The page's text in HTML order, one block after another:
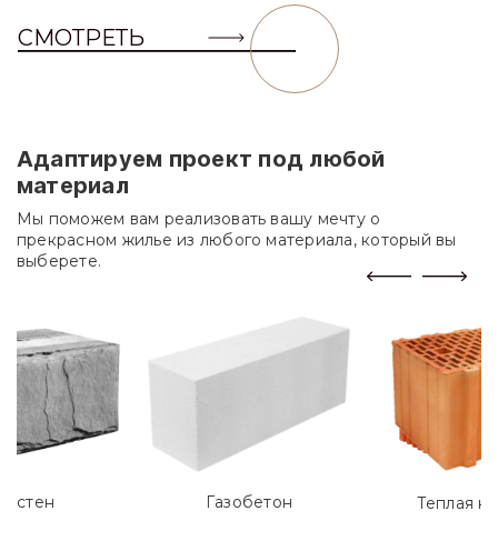
СМОТРЕТЬ
Адаптируем проект под любой
материал
Мы поможем вам реализовать вашу мечту о
прекрасном жилье из любого материала, который вы
выберете.
Газобетон Теплая